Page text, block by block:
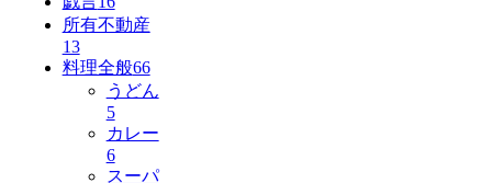
所有不動産
13
料理全般66
うどん
5
カレー
6
スーパ